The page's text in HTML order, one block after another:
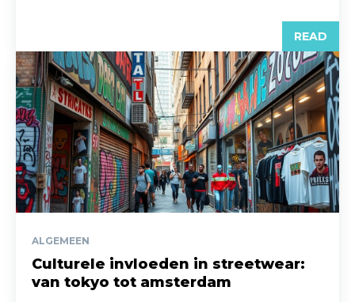
READ
ALGEMEEN
Culturele invloeden in streetwear:
van tokyo tot amsterdam